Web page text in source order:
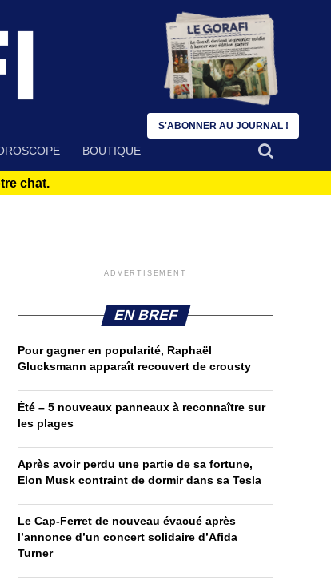
BOUTIQUE
chat.
ADVERTISEMENT
EN BREF
Pour gagner en popularité, Raphaël
Glucksmann apparaît recouvert de crousty
Été – 5 nouveaux panneaux à reconnaître sur
les plages
Après avoir perdu une partie de sa fortune,
Elon Musk contraint de dormir dans sa Tesla
Le Cap-Ferret de nouveau évacué après
l’annonce d’un concert solidaire d’Afida
Turner
S'ABONNER AU JOURNAL !